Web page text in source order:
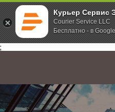
Курьер Сервис
Courier Service LLC
Бесплатно - в
;
Главная О компании